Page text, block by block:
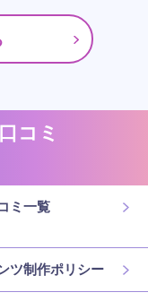
コミ
ミ一覧
ツ制作ポリシー